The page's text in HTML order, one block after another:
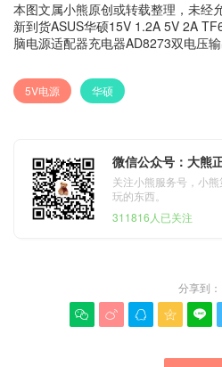
本图文属小熊原创或转载整理，未经
新到货ASUS华硕15V 1.2A 5V 2A
脑电源适配器充电器AD8273双电压
5V电源 华硕
微信公众号：大熊
关注小熊服务号，小
玩的东西。
311816人已关注
分享到：
    